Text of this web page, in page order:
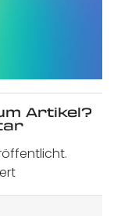
Artikel?